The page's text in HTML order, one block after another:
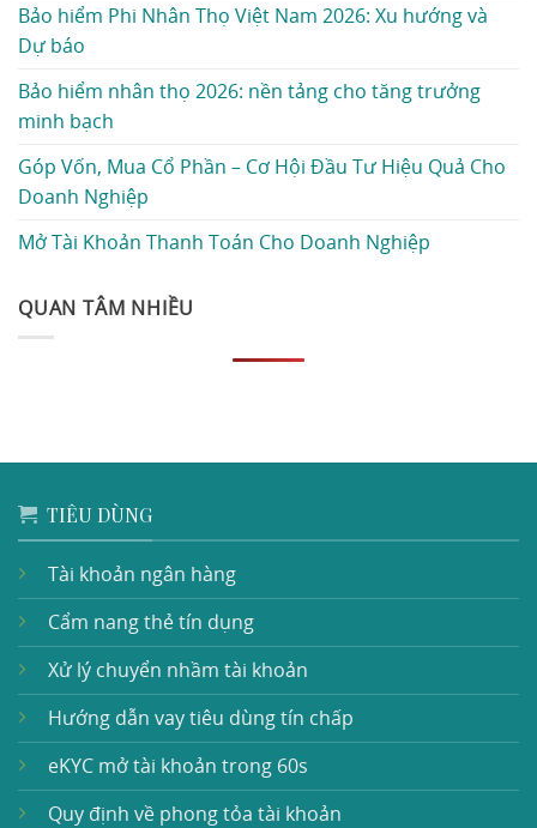
Bảo hiểm Phi Nhân Thọ Việt Nam 2026: Xu hướng và
Dự báo
Bảo hiểm nhân thọ 2026: nền tảng cho tăng trưởng
minh bạch
Góp Vốn, Mua Cổ Phần – Cơ Hội Đầu Tư Hiệu Quả Cho
Doanh Nghiệp
Mở Tài Khoản Thanh Toán Cho Doanh Nghiệp
QUAN TÂM NHIỀU
TIÊU DÙNG
Tài khoản ngân hàng
Cẩm nang thẻ tín dụng
Xử lý chuyển nhầm tài khoản
Hướng dẫn vay tiêu dùng tín chấp
eKYC mở tài khoản trong 60s
Quy định về phong tỏa tài khoản